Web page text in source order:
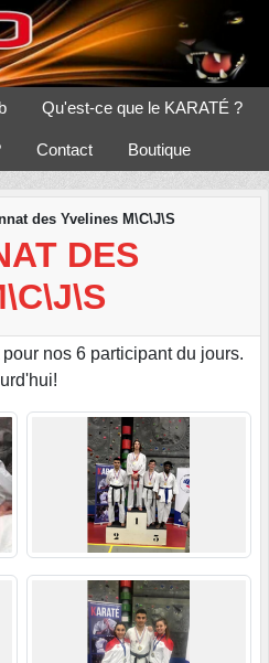
Qu'est-ce que le KARATÉ ?
Contact Boutique
des Yvelines M\C\J\S
DES
nos 6 participant du jours.